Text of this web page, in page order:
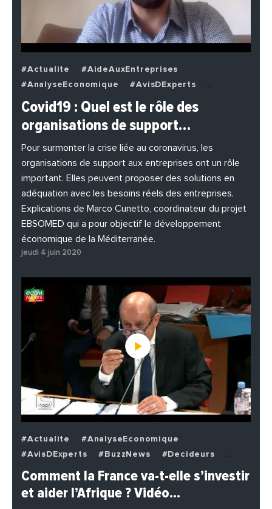
#Actualite
#AideAuxEntreprises
#AnalyseEconomique
#AvisDExperts
#BuzzNews
#Decideurs
#EchangesMediterraneens
#EnDirectDe
#Entreprises
#Institutions
#PhotosEtVideos
Covid19 : Quel est le rôle des
organisations de support…
Pour surmonter la crise liée au coronavirus, les
organisations de support aux entreprises ont un rôle
important. Elles peuvent proposer des solutions en
adéquation avec les besoins réels des entreprises.
Explications de Marco Cunetto, coordinateur du projet
EBSOMED qui a pour objectif le développement
économique de la Méditerranée.
jeudi 4 juin 2020
#Actualite
#AnalyseEconomique
#AvisDExperts
#BuzzNews
#Decideurs
#EchangesMediterraneens
#Economie
#Politique
Comment la France va-t-elle s’investir
et aider l’Afrique ? Vidéo…